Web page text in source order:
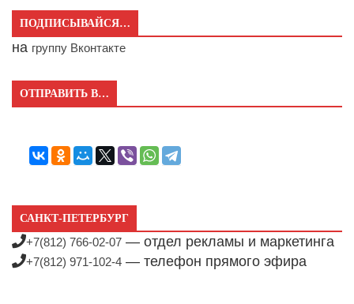
ПОДПИСЫВАЙСЯ…
на группу Вконтакте
ОТПРАВИТЬ В…
САНКТ-ПЕТЕРБУРГ
+7(812) 766-02-07 — отдел рекламы и маркетинга
+7(812) 971-102-4 — телефон прямого эфира